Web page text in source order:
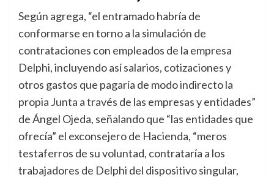
Según agrega, “el entramado habría de
conformarse en torno a la simulación de
contrataciones con empleados de la empresa
Delphi, incluyendo así salarios, cotizaciones y
otros gastos que pagaría de modo indirecto la
propia Junta a través de las empresas y entidades”
de Ángel Ojeda, señalando que “las entidades que
ofrecía” el exconsejero de Hacienda, “meros
testaferros de su voluntad, contrataría a los
trabajadores de Delphi del dispositivo singular,